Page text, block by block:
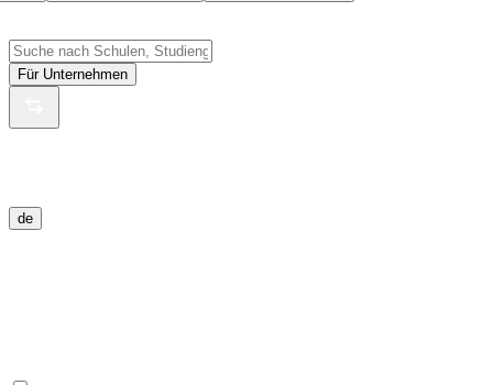
Für Unternehmen
de